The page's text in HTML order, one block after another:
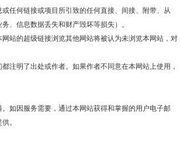
任何链接或项目所引致的任何直接、间接、附带、从
、信息数据丢失和财产毁坏等损失）。
站的超级链接浏览其他网站将被认为未浏览本网站，对
明了出处或作者。如果作者不同意在本网站上使用，
如因服务需要，通过本网站获得和掌握的用户电子邮
。